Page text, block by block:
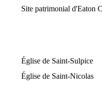
Site patrimonial d'Eaton
Église de Saint-Sulpice
Église de Saint-Nicolas